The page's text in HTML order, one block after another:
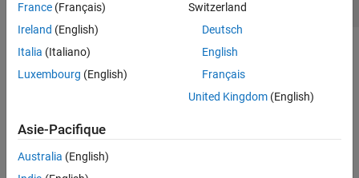
France (Français)
Ireland (English)
Italia (Italiano)
Luxembourg (English)
Switzerland
Deutsch
English
Français
United Kingdom(English)
Asie-Pacifique
Australia (English)